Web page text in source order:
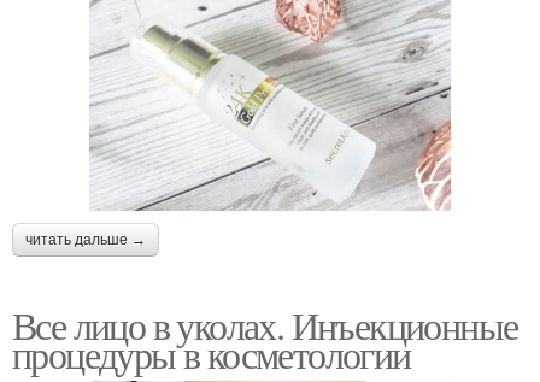
читать дальше →
Все лицо в уколах. Инъекционные
процедуры в косметологии